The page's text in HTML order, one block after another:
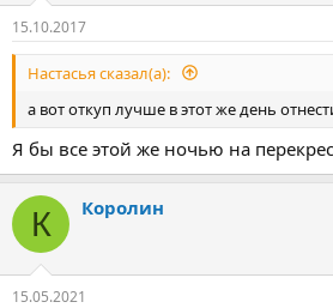
15.10.2017
Настасья сказал(а):
а вот откуп лучше в этот же день
Я бы все этой же ночью на
К Королин
15.05.2021